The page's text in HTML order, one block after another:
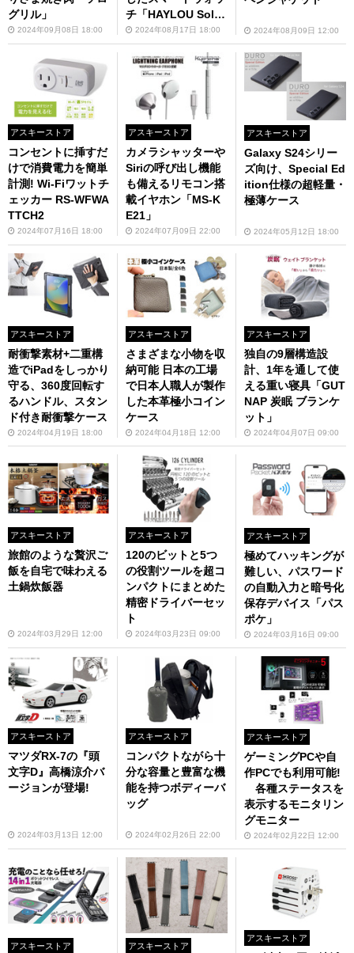
グリル」
2024年09月08日 18:00
チ「HAYLOU Solar
Pro」
2024年08月17日 18:00 2024年08月09日 12:00
アスキーストア
コンセントに挿すだ
けで消費電力を簡単
計測! Wi-Fiワットチ
ェッカー RS-WFWA
TTCH2
2024年07月16日 18:00
アスキーストア
カメラシャッターや
Siriの呼び出し機能
も備えるリモコン搭
載イヤホン「MS-K
E21」
2024年07月09日 22:00
アスキーストア
Galaxy S24シリー
ズ向け、Special Ed
ition仕様の超軽量・
極薄ケース
2024年05月12日 18:00
アスキーストア
耐衝撃素材+二重構
造でiPadをしっかり
守る、360度回転す
るハンドル、スタン
ド付き耐衝撃ケース
2024年04月19日 18:00
アスキーストア
さまざまな小物を収
納可能 日本の工場
で日本人職人が製作
した本革極小コイン
ケース
2024年04月18日 12:00
アスキーストア
独自の9層構造設
計、1年を通して使
える重い寝具「GUT
NAP 炭眠 ブランケ
ット」
2024年04月07日 09:00
アスキーストア
旅館のような贅沢ご
飯を自宅で味わえる
土鍋炊飯器
2024年03月29日 12:00
アスキーストア
120のビットと5つ
の役割ツールを超コ
ンパクトにまとめた
精密ドライバーセッ
ト
2024年03月23日 09:00
アスキーストア
極めてハッキングが
難しい、パスワード
の自動入力と暗号化
保存デバイス「パス
ポケ」
2024年03月16日 09:00
アスキーストア
マツダRX-7の『頭
文字D』高橋涼介バ
ージョンが登場!
2024年03月13日 12:00
アスキーストア
コンパクトながら十
分な容量と豊富な機
能を持つボディーバ
ッグ
2024年02月26日 22:00
アスキーストア
ゲーミングPCや自
作PCでも利用可能!
各種ステータスを
表示するモニタリン
グモニター
2024年02月22日 12:00
アスキーストア アスキーストア
アスキーストア